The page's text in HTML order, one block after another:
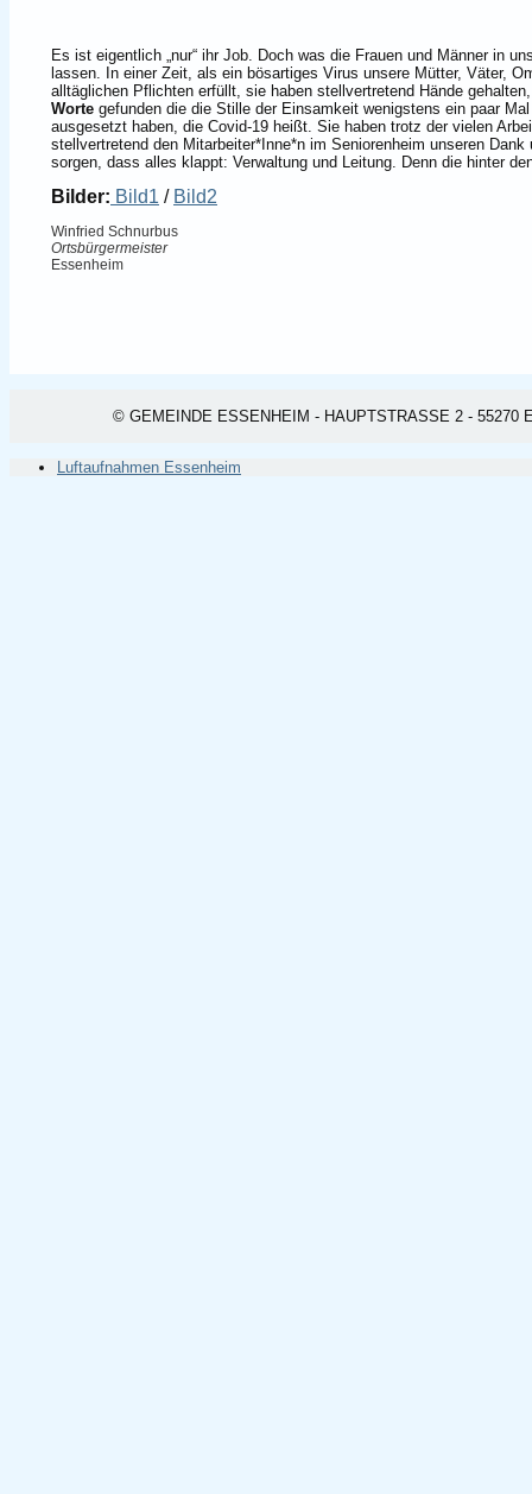
Es ist eigentlich „nur“ ihr Job. Doch was die Frauen und Männer in
lassen. In einer Zeit, als ein bösartiges Virus unsere Mütter, Väter,
alltäglichen Pflichten erfüllt, sie haben stellvertretend Hände
Worte gefunden die die Stille der Einsamkeit wenigstens ein paar
ausgesetzt haben, die Covid-19 heißt. Sie haben trotz der vielen
stellvertretend den Mitarbeiter*Inne*n im Seniorenheim unseren
sorgen, dass alles klappt: Verwaltung und Leitung. Denn die hinter
Bilder: Bild1 / Bild2
Winfried Schnurbus
Ortsbürgermeister
Essenheim
© GEMEINDE ESSENHEIM - HAUPTSTRASSE 2 - 55270
Luftaufnahmen Essenheim